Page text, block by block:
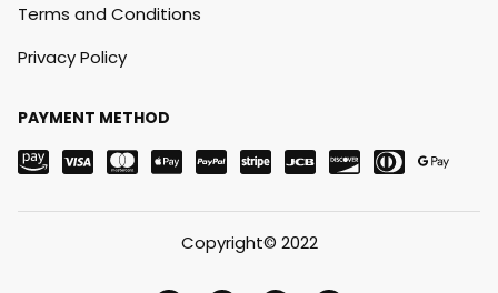
Terms and Conditions
Privacy Policy
PAYMENT METHOD
Copyright© 2022